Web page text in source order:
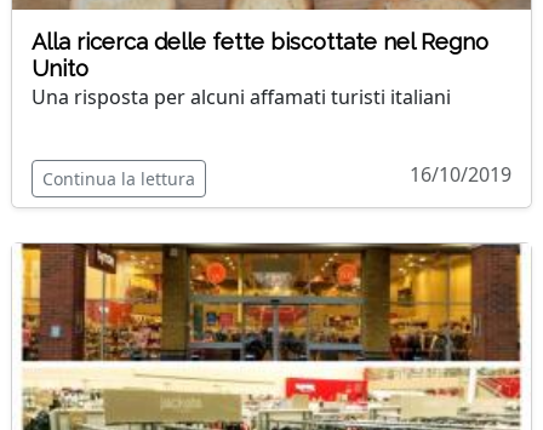
Alla ricerca delle fette biscottate nel Regno
Unito
Una risposta per alcuni affamati turisti italiani
Continua la lettura 16/10/2019